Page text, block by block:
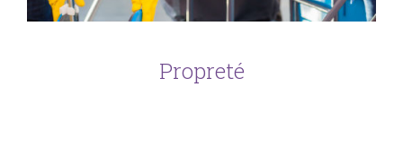
Propreté